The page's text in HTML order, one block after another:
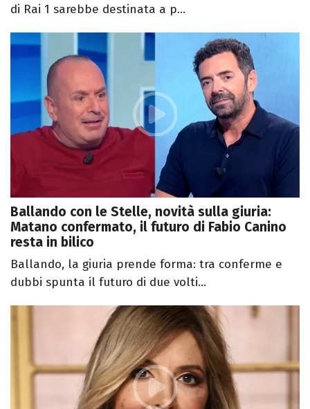
di Rai 1 sarebbe destinata a p...
Ballando con le Stelle, novità sulla giuria:
Matano confermato, il futuro di Fabio Canino
resta in bilico
Ballando, la giuria prende forma: tra conferme e
dubbi spunta il futuro di due volti...